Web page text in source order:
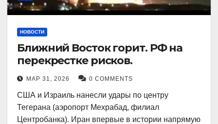
НОВОСТИ
Ближний Восток горит. РФ на
перекрестке рисков.
МАР 31, 2026 0 COMMENTS
США и Израиль нанесли удары по центру
Тегерана (аэропорт Мехрабад, филиал
Центробанка). Иран впервые в истории напрямую